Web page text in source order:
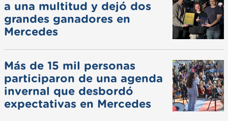
a una multitud y dejó dos
grandes ganadores en
Mercedes
Más de 15 mil personas
participaron de una agenda
invernal que desbordó
expectativas en Mercedes